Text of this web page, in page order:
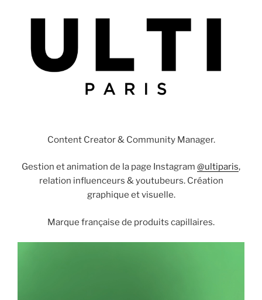
Content Creator & Community Manager.
Gestion et animation de la page Instagram @ultiparis,
relation influenceurs & youtubeurs. Création
graphique et visuelle.
Marque française de produits capillaires.